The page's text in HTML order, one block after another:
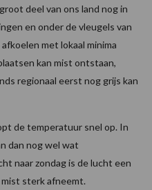
deel van ons land nog in
en onder de vleugels van
met lokaal minima
kan mist ontstaan,
regionaal eerst nog grijs kan
de temperatuur snel op. In
dan nog wel wat
naar zondag is de lucht een
sterk afneemt.